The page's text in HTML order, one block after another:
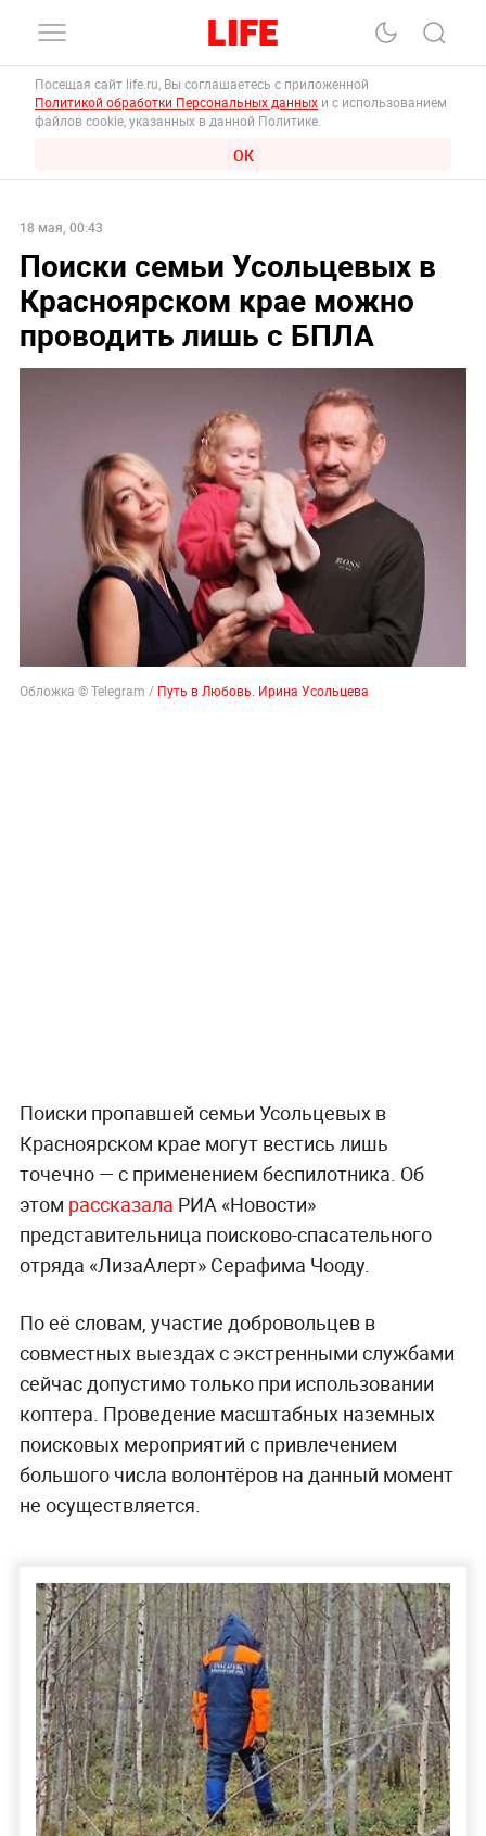
Посещая сайт life.ru, Вы соглашаетесь с приложенной
Политикой обработки Персональных данных и с использованием
файлов cookie, указанных в данной Политике.
ОК
18 мая, 00:43
Поиски семьи Усольцевых в
Красноярском крае можно
проводить лишь с БПЛА
Обложка © Telegram / Путь в Любовь. Ирина Усольцева
Поиски пропавшей семьи Усольцевых в
Красноярском крае могут вестись лишь
точечно — с применением беспилотника. Об
этом рассказала РИА «Новости»
представительница поисково-спасательного
отряда «ЛизаАлерт» Серафима Чооду.
По её словам, участие добровольцев в
совместных выездах с экстренными службами
сейчас допустимо только при использовании
коптера. Проведение масштабных наземных
поисковых мероприятий с привлечением
большого числа волонтёров на данный момент
не осуществляется.